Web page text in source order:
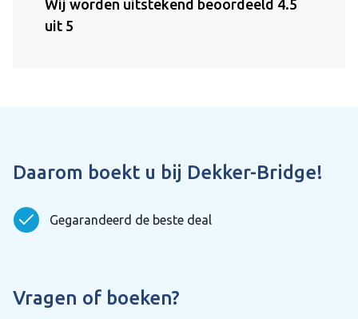
Wij worden uitstekend beoordeeld 4.5
uit 5
Daarom boekt u bij Dekker-Bridge!
Gegarandeerd de beste deal
Vragen of boeken?